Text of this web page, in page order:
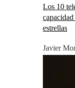
Los 10
estrellas
Javier